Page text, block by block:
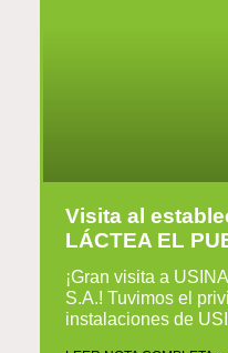
Visita al
LÁCTEA EL
¡Gran visita a
S.A.! Tuvimos el
instalaciones de